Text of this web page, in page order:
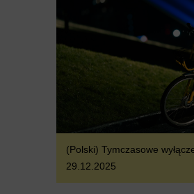
29.12.2025